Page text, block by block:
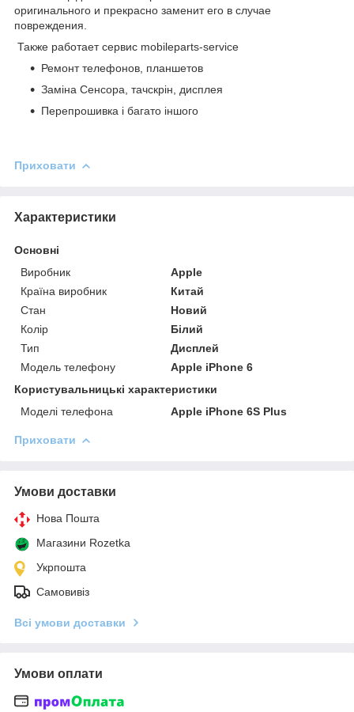
оригинального и прекрасно заменит его в случае
повреждения.
Также работает сервис mobileparts-service
Ремонт телефонов, планшетов
Заміна Сенсора, тачскрін, дисплея
Перепрошивка і багато іншого
Приховати
Характеристики
Основні
Виробник
Apple
Країна виробник
Китай
Стан
Новий
Колір
Білий
Тип
Дисплей
Модель телефону
Apple iPhone 6
Користувальницькі характеристики
Моделі телефона
Apple iPhone 6S Plus
Приховати
Умови доставки
Нова Пошта
Магазини Rozetka
Укрпошта
Самовивіз
Всі умови доставки
Умови оплати